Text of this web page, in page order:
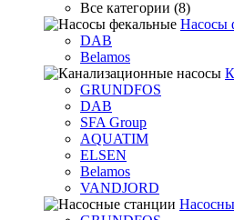
Все категории (8)
Насосы
DAB
Belamos
GRUNDFOS
DAB
SFA Group
AQUATIM
ELSEN
Belamos
VANDJORD